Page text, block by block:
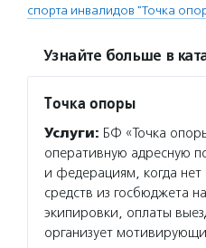
спорта инвалидов "Точка
Узнайте больше в
Точка опоры
Услуги: БФ «Точка
оперативную адресную
и федерациям, когда
средств из госбюджета
экипировки, оплаты
организует